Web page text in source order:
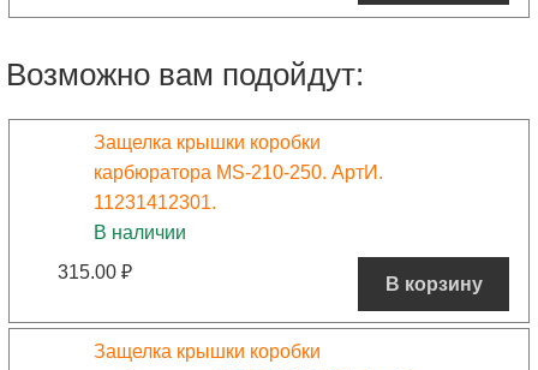
Возможно вам подойдут:
Защелка крышки коробки
карбюратора MS-210-250. АртИ.
11231412301.
В наличии
315.00 ₽
В корзину
Защелка крышки коробки